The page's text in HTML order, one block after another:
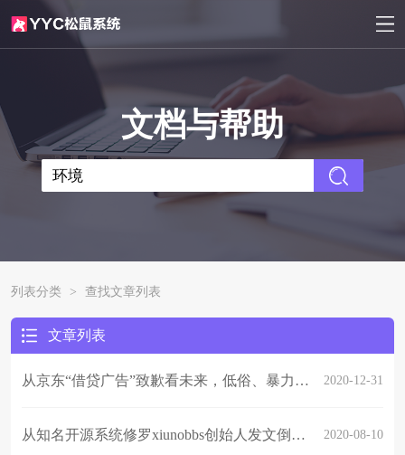
文档与帮助
列表分类 > 查找文章列表
文章列表
从京东“借贷广告”致歉看未来，低俗、暴力等违规内容事件频发？2021年作为内容运营平台该如何预防？ 2020-12-31
从知名开源系统修罗xiunobbs创始人发文倒闭“后会有期”看软件行业开源环境 2020-08-10